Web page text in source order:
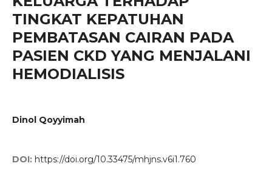
TINGKAT KEPATUHAN
PEMBATASAN CAIRAN PADA
PASIEN CKD YANG MENJALANI
HEMODIALISIS
Dinol Qoyyimah
DOI: https://doi.org/10.33475/mhjns.v6i1.760